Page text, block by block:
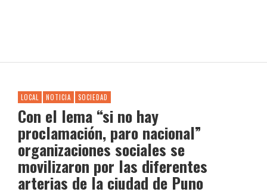
LOCAL NOTICIA SOCIEDAD
Con el lema “si no hay
proclamación, paro nacional”
organizaciones sociales se
movilizaron por las diferentes
arterias de la ciudad de Puno